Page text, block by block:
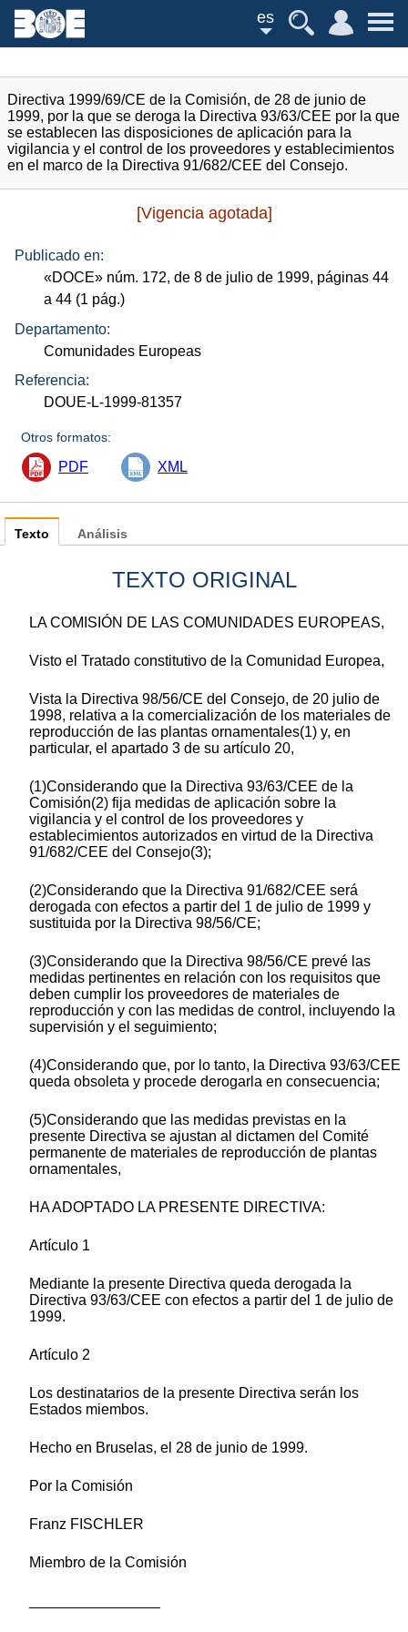
es
Directiva 1999/69/CE de la Comisión, de 28 de junio de
1999, por la que se deroga la Directiva 93/63/CEE por la que
se establecen las disposiciones de aplicación para la
vigilancia y el control de los proveedores y establecimientos
en el marco de la Directiva 91/682/CEE del Consejo.
[Vigencia agotada]
Publicado en:
«DOCE» núm. 172, de 8 de julio de 1999, páginas 44
a 44 (1 pág.)
Departamento:
Comunidades Europeas
Referencia:
DOUE-L-1999-81357
Otros formatos:
PDF XML
Texto
TEXTO ORIGINAL
LA COMISIÓN DE LAS COMUNIDADES EUROPEAS,
Visto el Tratado constitutivo de la Comunidad Europea,
Vista la Directiva 98/56/CE del Consejo, de 20 julio de
1998, relativa a la comercialización de los materiales de
reproducción de las plantas ornamentales(1) y, en
particular, el apartado 3 de su artículo 20,
(1)Considerando que la Directiva 93/63/CEE de la
Comisión(2) fija medidas de aplicación sobre la
vigilancia y el control de los proveedores y
establecimientos autorizados en virtud de la Directiva
91/682/CEE del Consejo(3);
(2)Considerando que la Directiva 91/682/CEE será
derogada con efectos a partir del 1 de julio de 1999 y
sustituida por la Directiva 98/56/CE;
(3)Considerando que la Directiva 98/56/CE prevé las
medidas pertinentes en relación con los requisitos que
deben cumplir los proveedores de materiales de
reproducción y con las medidas de control, incluyendo la
supervisión y el seguimiento;
(4)Considerando que, por lo tanto, la Directiva 93/63/CEE
queda obsoleta y procede derogarla en consecuencia;
(5)Considerando que las medidas previstas en la
presente Directiva se ajustan al dictamen del Comité
permanente de materiales de reproducción de plantas
ornamentales,
HA ADOPTADO LA PRESENTE DIRECTIVA:
Artículo 1
Mediante la presente Directiva queda derogada la
Directiva 93/63/CEE con efectos a partir del 1 de julio de
1999.
Artículo 2
Los destinatarios de la presente Directiva serán los
Estados miembos.
Hecho en Bruselas, el 28 de junio de 1999.
Por la Comisión
Franz FISCHLER
Miembro de la Comisión
Análisis